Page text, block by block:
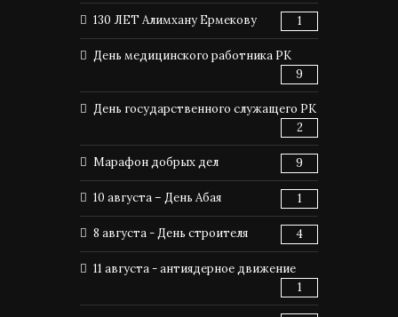
130 ЛЕТ Алимхану Ермекову 1
День медицинского работника РК
9
День государственного служащего РК
2
Марафон добрых дел 9
10 августа – День Абая 1
8 августа - День строителя 4
11 августа - антиядерное движение
1